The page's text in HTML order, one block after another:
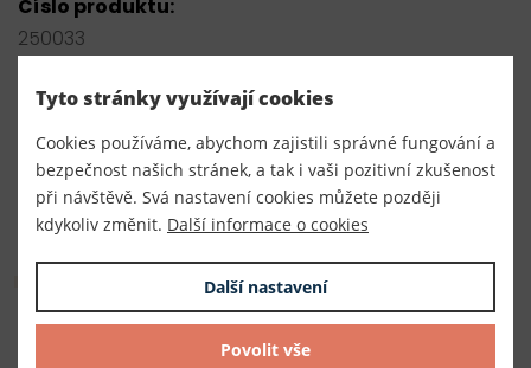
Číslo produktu:
250033
Výrobce
Dodavatel
TKACZIK s.r.o.
Složení
100% polyester
Tyto stránky využívají cookies
Cookies používáme, abychom zajistili správné fungování a
bezpečnost našich stránek, a tak i vaši pozitivní zkušenost
při návštěvě. Svá nastavení cookies můžete později
kdykoliv změnit. Další informace o cookies
Další nastavení
Povolit vše